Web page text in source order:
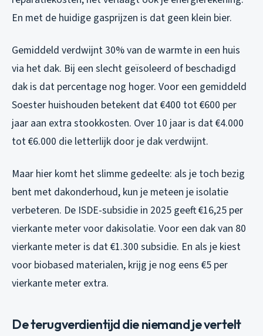
En met de huidige gasprijzen is dat geen klein bier.
Gemiddeld verdwijnt 30% van de warmte in een huis
via het dak. Bij een slecht geïsoleerd of beschadigd
dak is dat percentage nog hoger. Voor een gemiddeld
Soester huishouden betekent dat €400 tot €600 per
jaar aan extra stookkosten. Over 10 jaar is dat €4.000
tot €6.000 die letterlijk door je dak verdwijnt.
Maar hier komt het slimme gedeelte: als je toch bezig
bent met dakonderhoud, kun je meteen je isolatie
verbeteren. De ISDE-subsidie in 2025 geeft €16,25 per
vierkante meter voor dakisolatie. Voor een dak van 80
vierkante meter is dat €1.300 subsidie. En als je kiest
voor biobased materialen, krijg je nog eens €5 per
vierkante meter extra.
De terugverdientijd die niemand je vertelt